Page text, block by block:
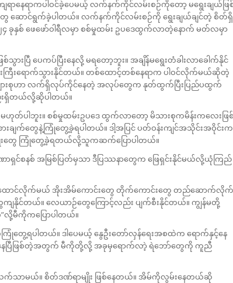
ရာနေရာကပါဝင်ခဲ့ပေမယ့် လက်နက်ကိုင်လမ်းစဉ်ကိုတော့ မရွေးချယ်ဖြ
တွေ ဆောင်ရွက်ခဲ့ပါတယ်။ လက်နက်ကိုင်လမ်းစဉ်ကို ရွေးချယ်ချင်တဲ့ စိတ်ရှိ
၂၄ ခုနှစ် ဖေဖော်ဝါရီလမှာ စစ်မှုထမ်း ဥပဒေထွက်လာတဲ့နောက် မတ်လမှာ
းပြီ ပေကပ်ပြီးနေလို့ မရတော့ဘူး။ အချိန်မရွေးတံခါးလာခေါက်နိုင်
ကြီးရောက်သွားနိုင်တယ်။ တစ်ထောင့်တစ်နေရာက ပါဝင်လိုက်မယ်ဆိုတဲ့
ားစုဟာ လက်ရှိလုပ်ကိုင်နေတဲ့ အလုပ်တွေက နုတ်ထွက်ပြီးပြည်ပထွက်
ရှိတယ်လို့ဆိုပါတယ်။
ါဘူး။ စစ်မှုထမ်းဥပဒေ ထွက်လာတော့ မိသားစုကမိန်းကလေးဖြစ်
းချက်တွေနဲ့ကြုံတွေ့ခဲ့ရပါတယ်။ ဒါ့အပြင် ပတ်ဝန်းကျင်အသိုင်းအဝိုင်းက
တွေ ကြုံတွေ့ခဲ့ရတယ်လို့သူကဆက်ပြောပါတယ်။
စနစ် အမြစ်ပြတ်မှသာ ဒီပြဿနာတွေက ဖြေရှင်းနိုင်မယ်လို့ယုံကြည်
ထောင်လိုက်မယ် အိုးအိမ်ကောင်းတွေ တိုက်ကောင်းတွေ တည်ဆောက်လိုက်
ျနိုင်တယ်။ လေယာဉ်တွေကြောင့်လည်း ပျက်စီးနိုင်တယ်။ ကျွန်မတို့
လို့မီကိုကပြောပါတယ်။
ရပါတယ်။ ဒါပေမယ့် နွေဦးတော်လှန်ရေးအစထဲက ရောက်နှင့်နေ
သိနေပြီဖြစ်တဲ့အတွက် မီကိုတို့လို့ အခုမှရောက်လာဲ့ ရဲဘော်တွေကို ကူညီ
သာမယ်။ စိတ်ဒဏ်ရာမျိုး ဖြစ်နေတယ်။ အိမ်ကိုလွမ်းနေတယ်ဆို